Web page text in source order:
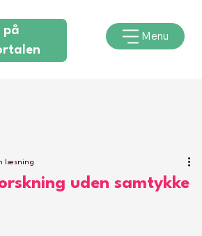
på
Menu
uden samtykke
læsning